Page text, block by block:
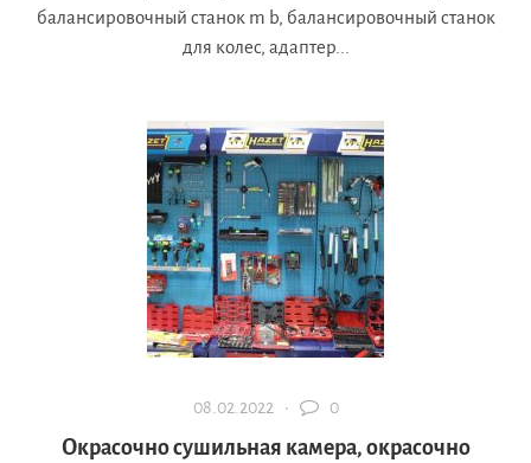
балансировочный станок m b, балансировочный станок
для колес, адаптер...
08.02.2022 · 0
Окрасочно сушильная камера, окрасочно